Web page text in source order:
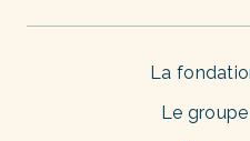
La
Le